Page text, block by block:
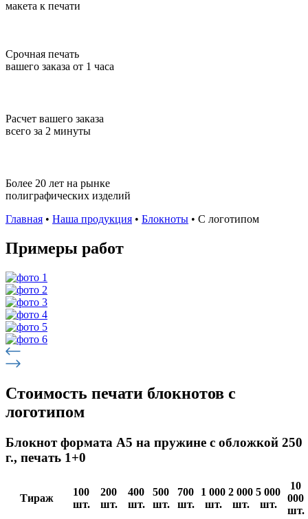
макета к печати
Срочная печать
вашего заказа от 1 часа
Расчет вашего заказа
всего за 2 минуты
Более 20 лет на рынке
полиграфических изделий
Главная • Наша продукция • Блокноты • С логотипом
Примеры работ
Стоимость печати блокнотов с
логотипом
Блокнот формата А5 на пружине с обложкой 250
г., печать 1+0
Тираж
100
шт.
200
шт.
400
шт.
500
шт.
700
шт.
1 000
шт.
2 000
шт.
5 000
шт.
10
000
шт.